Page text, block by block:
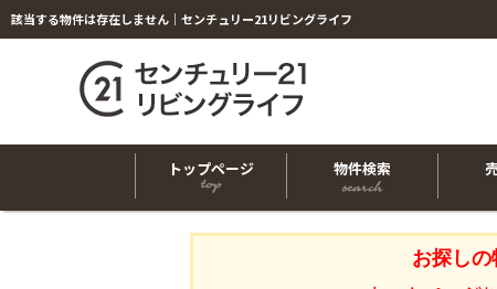
該当する物件は存在しません｜センチュリー21リビングライフ
トップページ 物件検索
お探しの